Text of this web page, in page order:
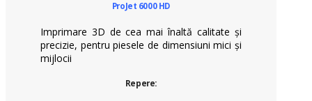
ProJet 6000 HD
Imprimare 3D de cea mai înaltă calitate și
precizie, pentru piesele de dimensiuni mici și
mijlocii
Repere: